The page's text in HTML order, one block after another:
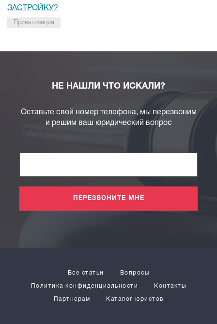
ЗАСТРОЙКУ?
Приватизация
НЕ НАШЛИ ЧТО ИСКАЛИ?
Оставьте свой номер телефона, мы перезвоним
и решим ваш юридический вопрос
ПЕРЕЗВОНИТЕ МНЕ
Все статьи Вопросы
Политика конфиденциальности Контакты
Партнерам Каталог юристов